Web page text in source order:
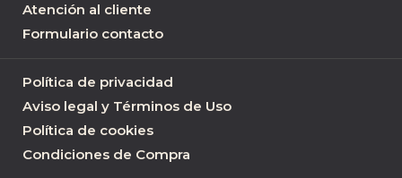
Atención al cliente
Formulario contacto
Política de privacidad
Aviso legal y Términos de Uso
Política de cookies
Condiciones de Compra